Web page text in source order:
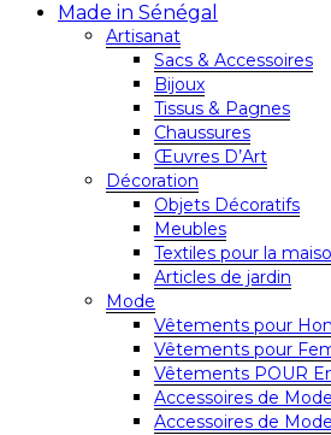
Made in Sénégal
Artisanat
Sacs & Accessoires
Bijoux
Tissus & Pagnes
Chaussures
Œuvres D’Art
Décoration
Objets Décoratifs
Meubles
Textiles pour la
Articles de jardin
Mode
Vêtements pour
Vêtements pour
Vêtements POUR
Accessoires de
Accessoires de